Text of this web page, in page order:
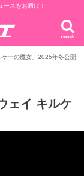
スをお届け！
search
ケーの魔女」2025年冬公開!
ェイ キルケ